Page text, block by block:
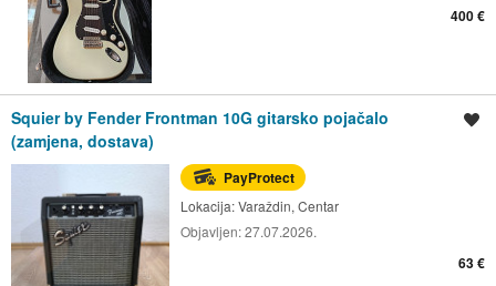
400 €
Squier by Fender Frontman 10G gitarsko pojačalo
(zamjena, dostava)
PayProtect
Lokacija:Varaždin, Centar
Objavljen:27.07.2026.
63 €